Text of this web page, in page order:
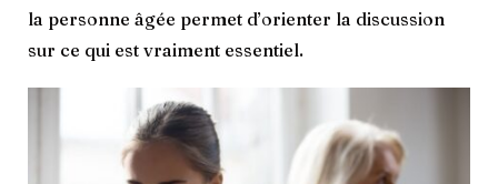
la personne âgée permet d’orienter la discussion
sur ce qui est vraiment essentiel.